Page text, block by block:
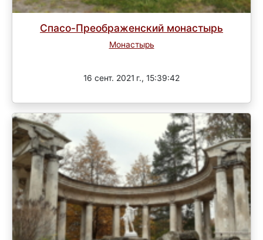
Спасо-Преображенский монастырь
Монастырь
16 сент. 2021 г., 15:39:42